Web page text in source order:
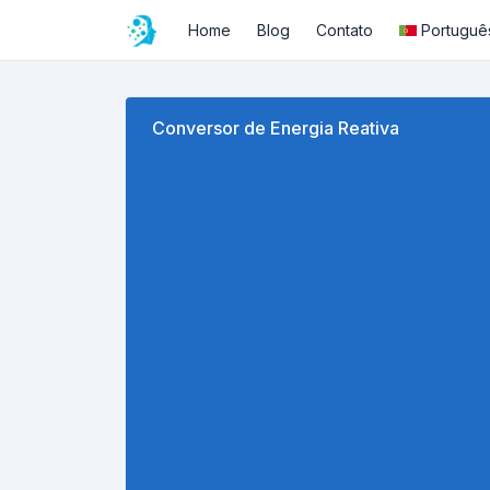
Home Blog Contato
Conversor de Energia Reativa